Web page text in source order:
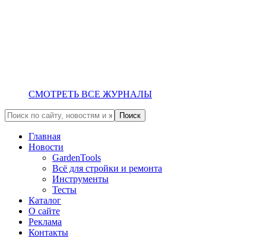
СМОТРЕТЬ ВСЕ ЖУРНАЛЫ
Главная
Новости
GardenTools
Всё для стройки и ремонта
Инструменты
Тесты
Каталог
О сайте
Реклама
Контакты